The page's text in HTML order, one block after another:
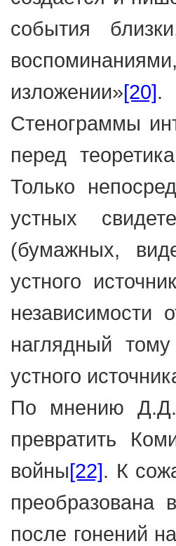
события
изложении»[20].
Стенограммы
перед
Только
устных
(бумажных,
устного
независимости
наглядный
устного
По мнению Д.Д.
превратить
войны[22]. К
преобразована
после гонений